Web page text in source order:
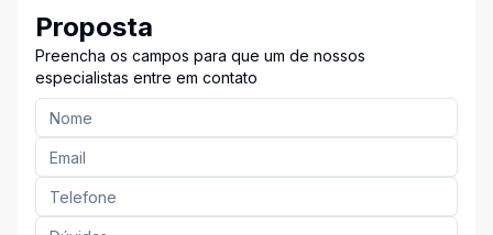
Proposta
Preencha os campos para que um de nossos
especialistas entre em contato